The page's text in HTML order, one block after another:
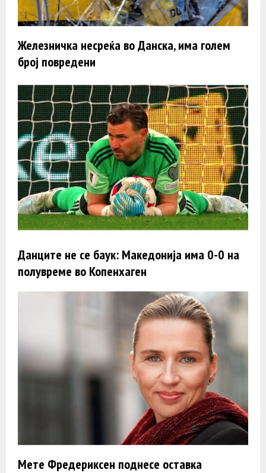
Железничка несреќа во Данска, има голем
број повредени
Данците не се баук: Македонија има 0-0 на
полувреме во Копенхаген
Мете Фредериксен поднесе оставка